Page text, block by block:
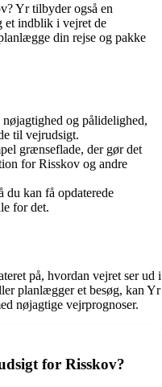
Yr tilbyder også en
et indblik i vejret de
din rejse og pakke
og pålidelighed,
til vejrudsigt.
grænseflade, der gør det
for Risskov og andre
du kan få opdaterede
for det.
på, hvordan vejret ser ud i
planlægger et besøg, kan Yr
nøjagtige vejrprognoser.
for Risskov?